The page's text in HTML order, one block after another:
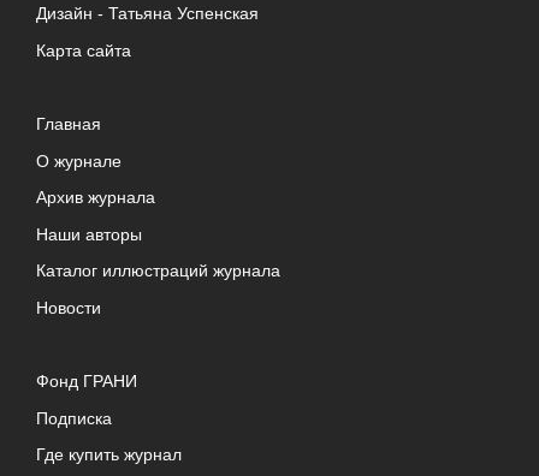
Дизайн - Татьяна Успенская
Карта сайта
Главная
О журнале
Архив журнала
Наши авторы
Каталог иллюстраций журнала
Новости
Фонд ГРАНИ
Подписка
Где купить журнал